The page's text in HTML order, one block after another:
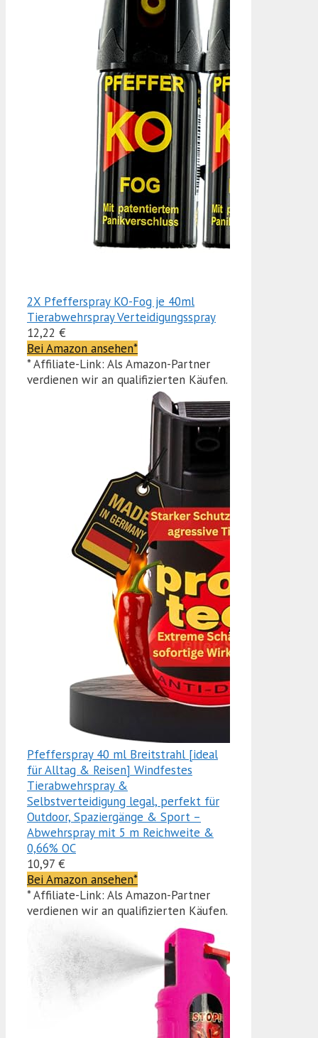
2X Pfefferspray KO-Fog je 40ml
Tierabwehrspray Verteidigungsspray
12,22 €
Bei Amazon ansehen*
* Affiliate-Link: Als Amazon-Partner
verdienen wir an qualifizierten Käufen.
Pfefferspray 40 ml Breitstrahl [ideal
für Alltag & Reisen] Windfestes
Tierabwehrspray &
Selbstverteidigung legal, perfekt für
Outdoor, Spaziergänge & Sport –
Abwehrspray mit 5 m Reichweite &
0,66% OC
10,97 €
Bei Amazon ansehen*
* Affiliate-Link: Als Amazon-Partner
verdienen wir an qualifizierten Käufen.